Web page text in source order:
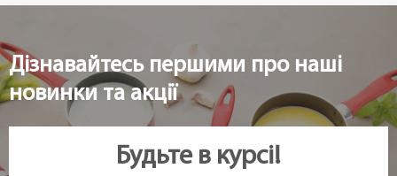
Дізнавайтесь першими про наші
новинки та акції
Будьте в курсі!